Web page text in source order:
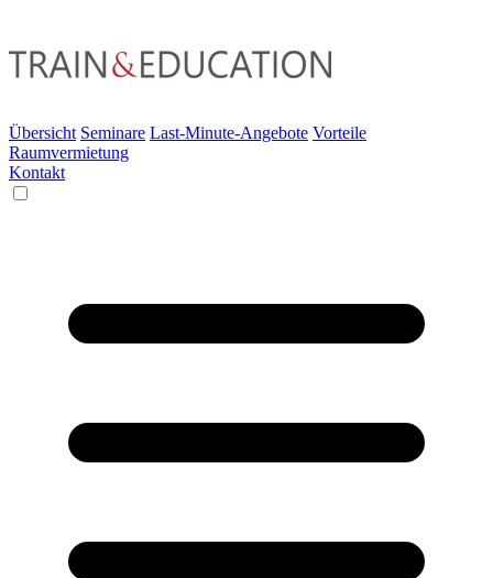
Übersicht Seminare Last-Minute-Angebote Vorteile
Raumvermietung
Kontakt